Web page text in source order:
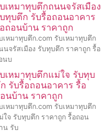
เหมาทุบตึกถนนจรัสเมือง
ทุบตึก รับรื้อถอนอาคาร
ถอนบ้าน ราคาถูก
เหมาทุบตึก.com รับเหมาทุบตึก
นจรัสเมือง รับทุบตึก ราคาถูก รื้อ
นบ
เหมาทุบตึกแม่ใจ รับทุบ
รับรื้อถอนอาคาร รื้อ
นบ้าน ราคาถูก
เหมาทุบตึก.com รับเหมาทุบตึก
ใจ รับทุบตึก ราคาถูก รื้อถอน
น รับ